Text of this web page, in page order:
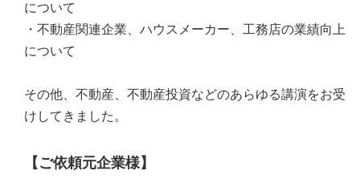
について
・不動産関連企業、ハウスメーカー、工務店の業績向上
について
その他、不動産、不動産投資などのあらゆる講演をお受
けしてきました。
【ご依頼元企業様】